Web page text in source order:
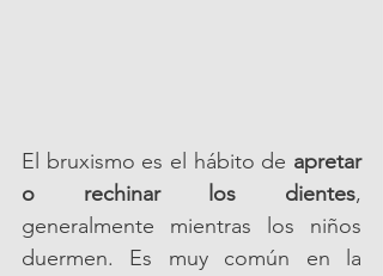
El bruxismo es el hábito de apretar
o rechinar los dientes,
generalmente mientras los niños
duermen. Es muy común en la